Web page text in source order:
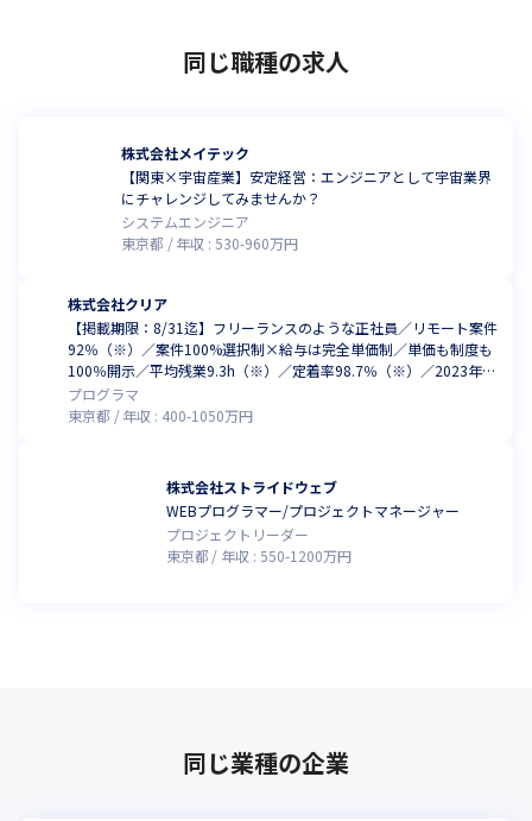
「〇〇の部署で～のような仕事にチャレンジしてみたい人を募
チャレンジしてキャリアチェンジに挑戦することもできます。
■CEO FASTPASS
エンジニア出身である代表の鈴木と1on1で面談ができる仕組みで
でも内容はなんでもOK！
■1on1Boost
中途入社者を対象に、入社後1ヶ月、3ヶ月、6ヶ月のタイミングで
1on1を実施しています。
面談相手は選択可能！相談内容に合わせて調整可能です。
と…なんでもお話しできればと思っています！
もちろん内容は秘密厳守！！ご安心くださいね。
同じ職種の求人
株式会社メイテック
【関東×宇宙産業】安定経営：エンジニアとして宇宙業界
にチャレンジしてみませんか？
システムエンジニア
東京都
年収 : 530-960万円
株式会社クリア
【掲載期限：8/31迄】フリーランスのような正社員／リモート案件
92％（※）／案件100%選択制×給与は完全単価制／単価も制度も
100％開示／平均残業9.3h（※）／定着率98.7％（※）／2023年度
の売上成長率は160%（※いずれも、2025年12月時点）
プログラマ
東京都
年収 : 400-1050万円
株式会社ストライドウェブ
WEBプログラマー/プロジェクトマネージャー
プロジェクトリーダー
東京都
年収 : 550-1200万円
同じ業種の企業